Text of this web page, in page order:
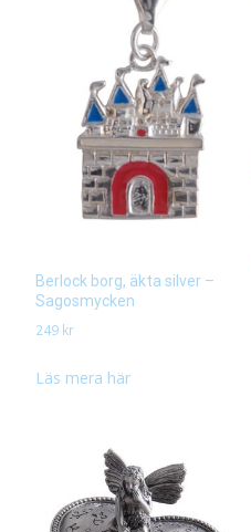
Berlock borg, äkta silver –
Sagosmycken
249 kr
Läs mera här